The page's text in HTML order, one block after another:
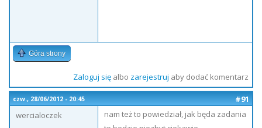
Góra strony
Zaloguj sięalbo zarejestruj aby dodać komentarz
czw., 28/06/2012 - 20:45
#91
wercialoczek
nam też to powiedział, jak będa zadania